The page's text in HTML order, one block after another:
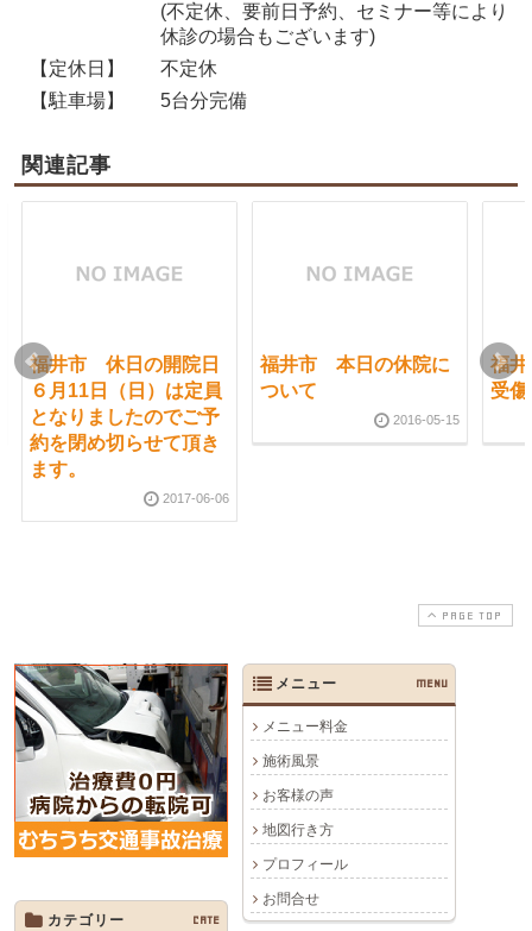
(不定休、要前日予約、セミナー等により
休診の場合もございます)
【定休日】
不定休
【駐車場】
5台分完備
関連記事
福井市 休日の開院日
６月11日（日）は定員
となりましたのでご予
約を閉め切らせて頂き
ます。
2017-06-06
福井市 本日の休院に
ついて
2016-05-15
福
受傷
PAGE TOP
メニュー MENU
メニュー料金
施術風景
お客様の声
地図行き方
プロフィール
お問合せ
カテゴリー
CATE